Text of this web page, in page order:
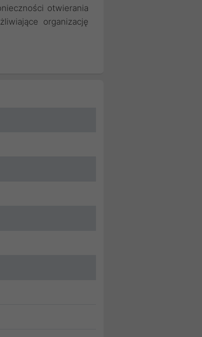
otwierania
organizację